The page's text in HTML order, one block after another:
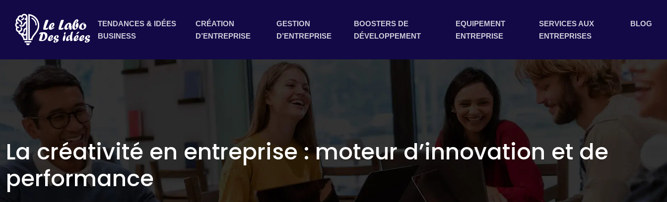
TENDANCES & IDÉES
BUSINESS
CRÉATION
D’ENTREPRISE
GESTION
D’ENTREPRISE
BOOSTERS DE
DÉVELOPPEMENT
EQUIPEMENT
ENTREPRISE
SERVICES AUX
ENTREPRISES
BLOG
La créativité en entreprise : moteur d’innovation et de
performance